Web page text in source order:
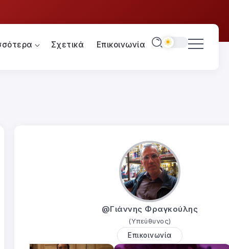
Σχετικά Επικοινωνία
@Γιάννης Φραγκούλης
(Υπεύθυνος)
Επικοινωνία